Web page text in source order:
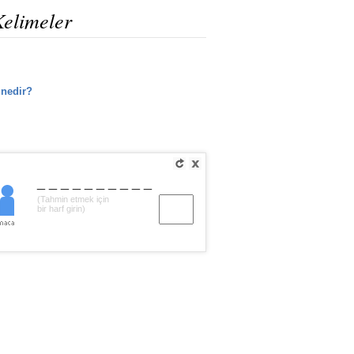
nedir?
(Tahmin etmek için
bir harf girin)